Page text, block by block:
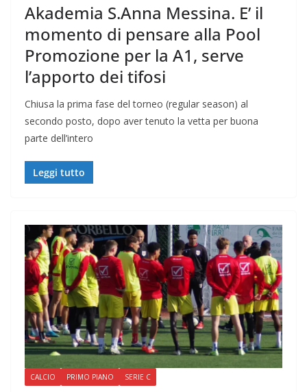
Akademia S.Anna Messina. E’ il
momento di pensare alla Pool
Promozione per la A1, serve
l’apporto dei tifosi
Chiusa la prima fase del torneo (regular season) al
secondo posto, dopo aver tenuto la vetta per buona
parte dell’intero
Leggi tutto
CALCIO PRIMO PIANO SERIE C